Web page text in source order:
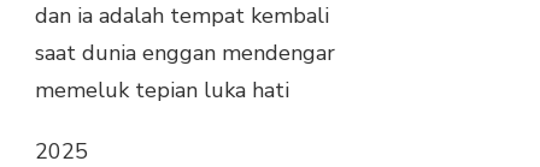
dan ia adalah tempat kembali
saat dunia enggan mendengar
memeluk tepian luka hati
2025